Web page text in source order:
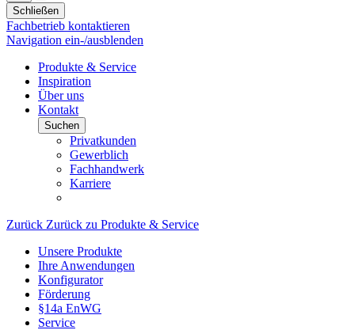
Schließen
Fachbetrieb kontaktieren
Navigation ein-/ausblenden
Produkte & Service
Inspiration
Über uns
Kontakt
Suchen
Privatkunden
Gewerblich
Fachhandwerk
Karriere
Zurück Zurück zu Produkte & Service
Unsere Produkte
Ihre Anwendungen
Konfigurator
Förderung
§14a EnWG
Service